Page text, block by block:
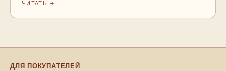
пигментные за месяцы, а с глубоким рельефом
работает косметолог. Выдавливание и загар без
ЧИТАТЬ →
ДЛЯ ПОКУПАТЕЛЕЙ